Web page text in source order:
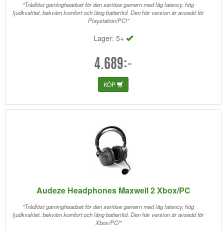
"Trådlöst gamingheadset för den seriöse gamern med låg latency, hög
ljudkvalitet, bekväm komfort och lång batteritid. Den här version är avsedd för
Playstation/PC!"
Lager: 5+
4.689:-
KÖP
Audeze Headphones Maxwell 2 Xbox/PC
"Trådlöst gamingheadset för den seriöse gamern med låg latency, hög
ljudkvalitet, bekväm komfort och lång batteritid. Den här version är avsedd för
Xbox/PC!"